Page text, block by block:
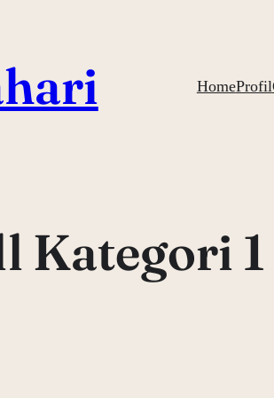
HomeProfil
Kategori 1